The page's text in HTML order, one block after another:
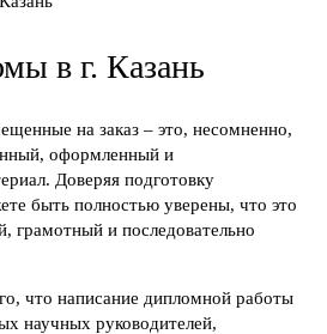
в г. Казань
на заказ – это, несомненно,
оформленный и
Доверяя подготовку
быть полностью уверены, что это
грамотный и последовательно
что написание дипломной работы
научных руководителей,